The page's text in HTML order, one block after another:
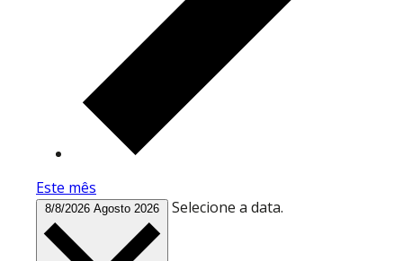
Este mês
8/8/2026 Agosto 2026 Selecione a data.